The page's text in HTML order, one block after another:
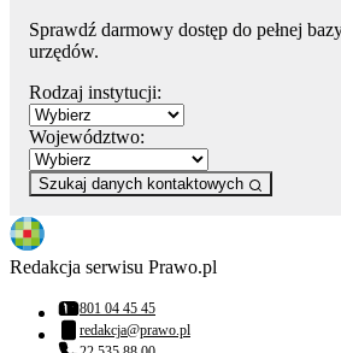
Sprawdź darmowy dostęp do pełnej
urzędów.
Rodzaj instytucji:
Województwo:
Szukaj danych kontaktowych
Redakcja serwisu Prawo.pl
Numer telefonu:
801 04 45 45
Adres email:
redakcja@prawo.pl